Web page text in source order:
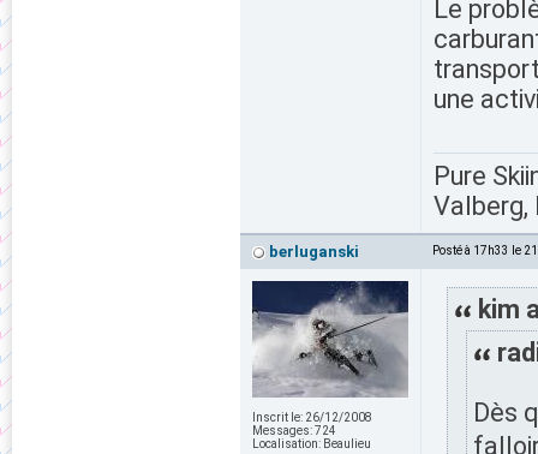
Le
une
Pure
Valberg,
berluganski Posté à 17h33 le
Inscrit le: 26/12/2008
Messages:724
Localisation: Beaulieu
kim
Dès